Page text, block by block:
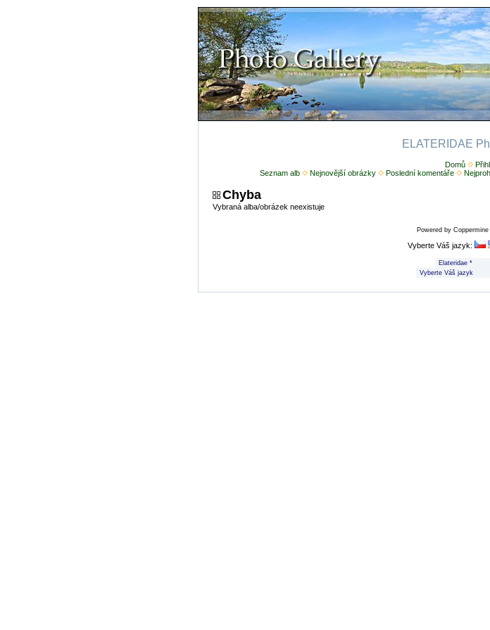
ELATERIDAE
Domů
Seznam alb
Nejnovější obrázky Poslední komentáře
Chyba
Vybraná alba/obrázek neexistuje
Powered by
Vyberte Váš jazyk: